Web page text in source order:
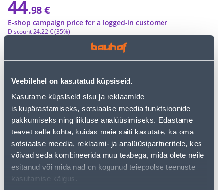
Veebilehel on kasutatud küpsiseid.
Kasutame küpsiseid sisu ja reklaamide
isikupärastamiseks, sotsiaalse meedia funktsioonide
pakkumiseks ning liikluse analüüsimiseks. Edastame
teavet selle kohta, kuidas meie saiti kasutate, ka oma
sotsiaalse meedia, reklaami- ja analüüsipartneritele, kes
võivad seda kombineerida muu teabega, mida olete neile
esitanud või mida nad on kogunud teiepoolse teenuste
kasutamise käigus.
44.98 €
The special prices of the online store may differ from the prices of
Discount24.22 €(35%)
E-shop campaign price for a logged-in customer
See availability
• Pimendav ruloo mõõtmetega 200 x 175 cm.
• Värv: tumehall.
• 14-päevane tagastusõigus.